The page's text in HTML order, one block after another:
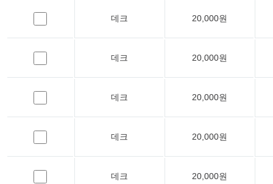
데크 20,000원
데크 20,000원
데크 20,000원
데크 20,000원
데크 20,000원